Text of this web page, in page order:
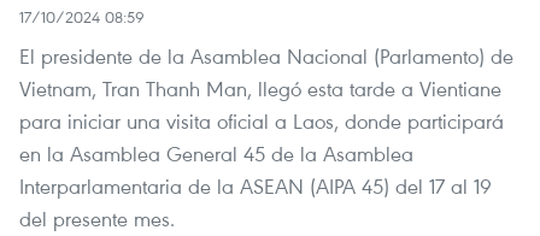
17/10/2024 08:59
El presidente de la Asamblea Nacional (Parlamento) de
Vietnam, Tran Thanh Man, llegó esta tarde a Vientiane
para iniciar una visita oficial a Laos, donde participará
en la Asamblea General 45 de la Asamblea
Interparlamentaria de la ASEAN (AIPA 45) del 17 al 19
del presente mes.